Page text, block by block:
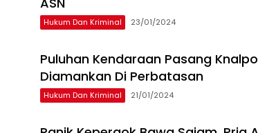
Hukum Dan Kriminal 23/01/2024
Puluhan Kendaraan Pasang
Diamankan Di Perbatasan
Hukum Dan Kriminal 21/01/2024